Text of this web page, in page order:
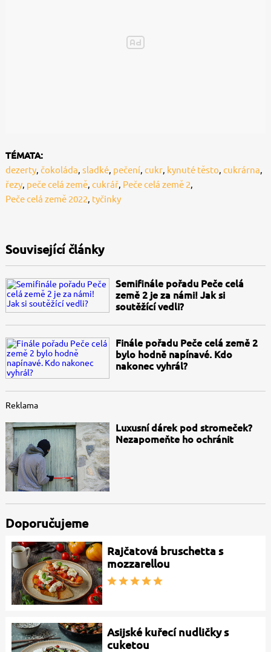
TÉMATA:
dezerty, čokoláda, sladké, pečení, cukr, kynuté těsto, cukrárna,
řezy, peče celá země, cukrář, Peče celá země 2,
Peče celá země 2022, tyčinky
Související články
Semifinále pořadu Peče celá
země 2 je za námi! Jak si
soutěžící vedli?
Finále pořadu Peče celá země 2
bylo hodně napínavé. Kdo
nakonec vyhrál?
Reklama
Luxusní dárek pod stromeček?
Nezapomeňte ho ochránit
Doporučujeme
Rajčatová bruschetta s
mozzarellou
Asijské kuřecí nudličky s
cuketou